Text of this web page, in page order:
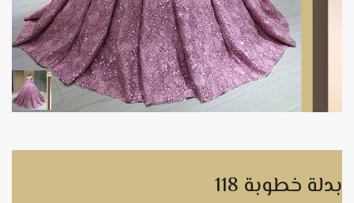
بدلة خطوبة 118